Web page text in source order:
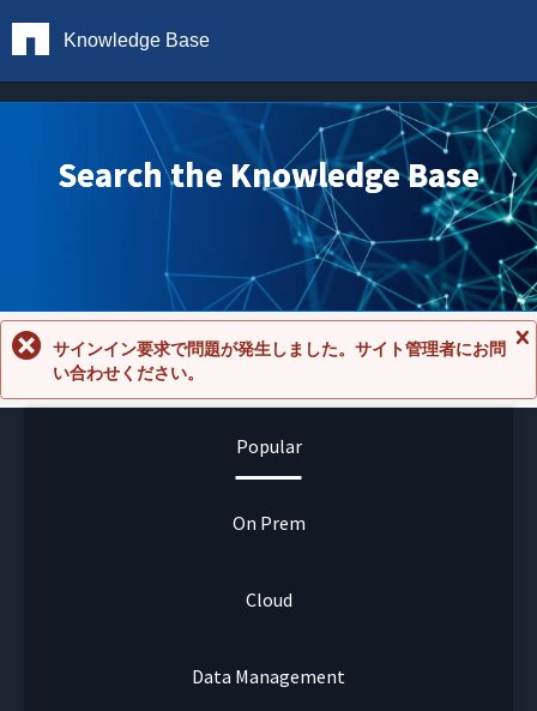
Knowledge Base
Search the Knowledge Base
セ
サインイン要求で問題が発生しました。サイト管理者にお問
い合わせください。
Popular
On Prem
Cloud
Data Management